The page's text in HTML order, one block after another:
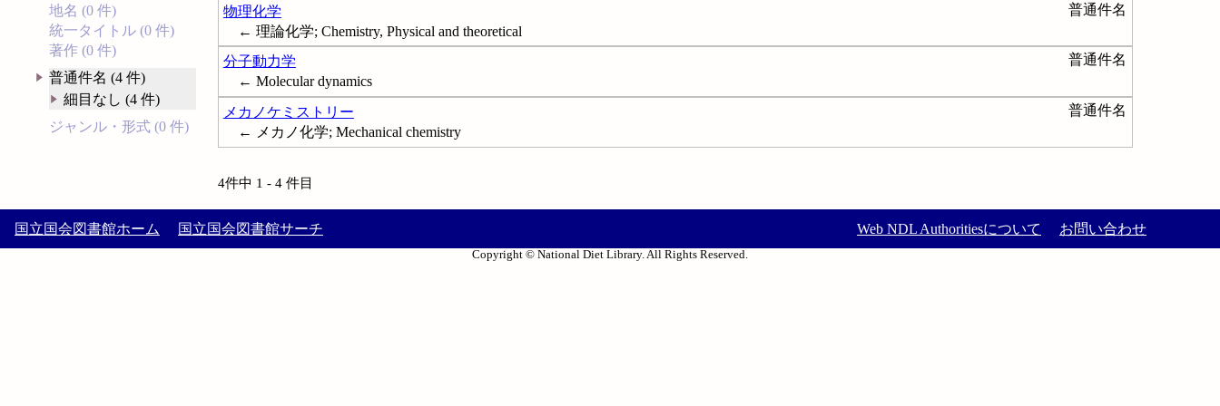
地名 (0 件)
統一タイトル (0 件)
著作 (0 件)
普通件名 (4 件)
細目なし (4 件)
ジャンル・形式 (0 件)
物理化学
普通件名
← 理論化学; Chemistry, Physical and theoretical
分子動力学
普通件名
← Molecular dynamics
メカノケミストリー
普通件名
← メカノ化学; Mechanical chemistry
4件中 1 - 4 件目
国立国会図書館ホーム 国立国会図書館サーチ Web NDL Authoritiesについて お問い合わせ
Copyright © National Diet Library. All Rights Reserved.